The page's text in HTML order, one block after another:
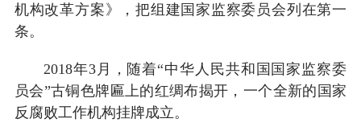
机构改革方案》，把组建国家监察委员会列在第一
条。
2018年3月，随着“中华人民共和国国家监察委
员会”古铜色牌匾上的红绸布揭开，一个全新的国家
反腐败工作机构挂牌成立。